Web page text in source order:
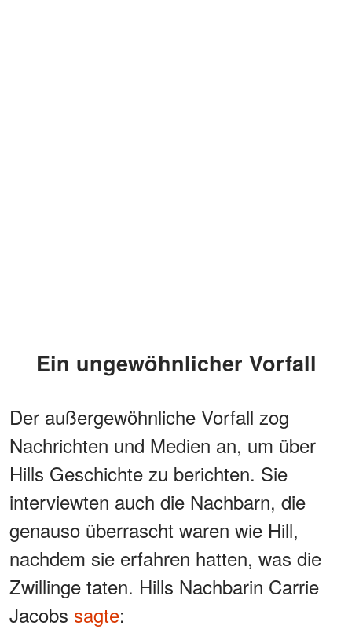
Ein ungewöhnlicher Vorfall
Der außergewöhnliche Vorfall zog
Nachrichten und Medien an, um über
Hills Geschichte zu berichten. Sie
interviewten auch die Nachbarn, die
genauso überrascht waren wie Hill,
nachdem sie erfahren hatten, was die
Zwillinge taten. Hills Nachbarin Carrie
Jacobs sagte: